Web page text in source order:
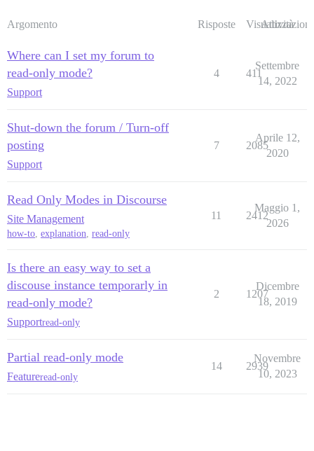
Argomento Risposte Visualizzazioni
Attività
Where can I set my forum to
read-only mode?
Support
4 411
Settembre
14, 2022
Shut-down the forum / Turn-off
posting
Support
7 2085
Aprile 12,
2020
Read Only Modes in Discourse
Site Management
how-to, explanation, read-only
11 2412
Maggio 1,
2026
Is there an easy way to set a
discouse instance temporarly in
read-only mode?
Supportread-only
2 1207
Dicembre
18, 2019
Partial read-only mode
Featureread-only
14 2939
Novembre
10, 2023